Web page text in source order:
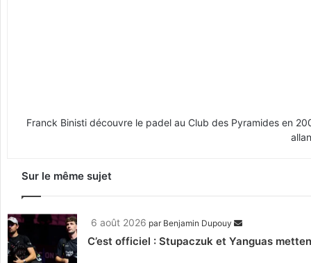
Franck Binisti découvre le padel au Club des Pyramides en
Sur le même sujet
6 août 2026 par Benjamin Dupouy
C’est officiel : Stupaczuk et Yanguas